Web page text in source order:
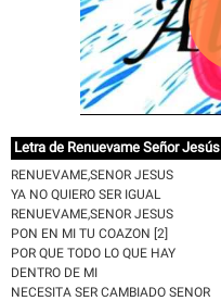
Letra de Renuevame Señor Jesús
RENUEVAME,SENOR JESUS
YA NO QUIERO SER IGUAL
RENUEVAME,SENOR JESUS
PON EN MI TU COAZON [2]
POR QUE TODO LO QUE HAY
DENTRO DE MI
NECESITA SER CAMBIADO SENOR